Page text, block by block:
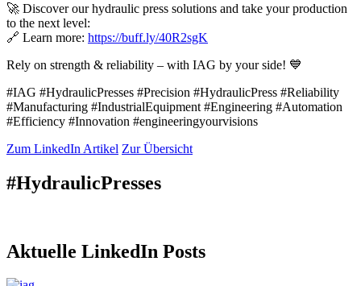
🚀 Discover our hydraulic press solutions and take your production
to the next level:
🔗 Learn more: https://buff.ly/40R2sgK
Rely on strength & reliability – with IAG by your side! 💙
#IAG #HydraulicPresses #Precision #HydraulicPress #Reliability
#Manufacturing #IndustrialEquipment #Engineering #Automation
#Efficiency #Innovation #engineeringyourvisions
Zum LinkedIn Artikel Zur Übersicht
#HydraulicPresses
Aktuelle LinkedIn Posts